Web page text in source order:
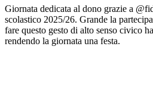
Giornata dedicata al dono grazie a
scolastico 2025/26. Grande la
fare questo gesto di alto senso civico
rendendo la giornata una festa.